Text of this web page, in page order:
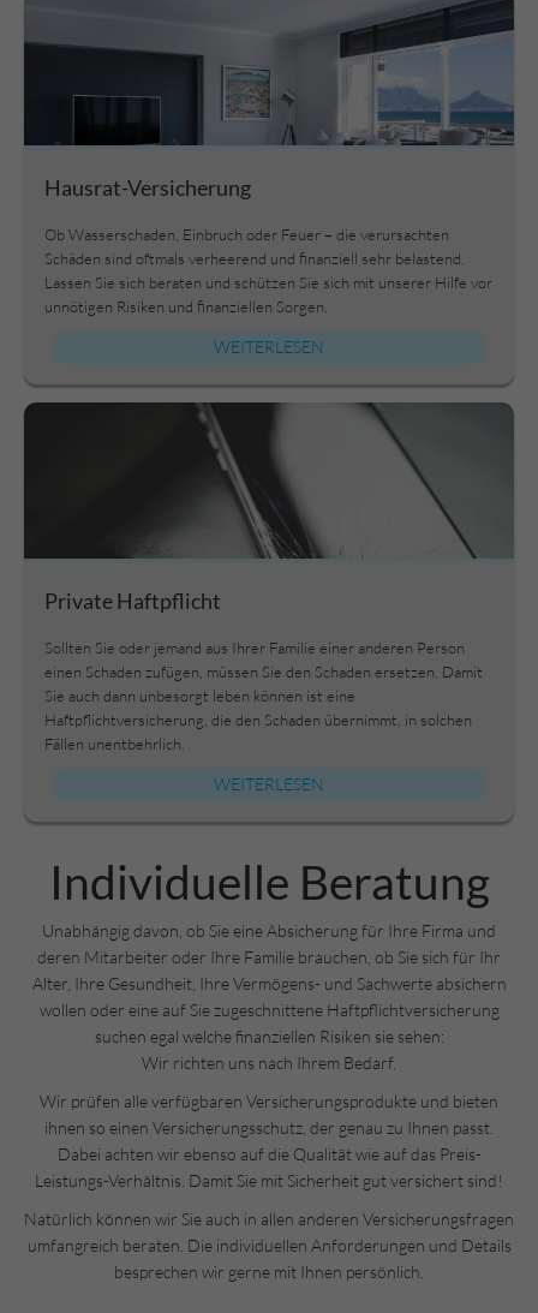
Hausrat-Versicherung
Ob Wasserschaden, Einbruch oder Feuer – die verursachten
Schäden sind oftmals verheerend und finanziell sehr belastend.
Lassen Sie sich beraten und schützen Sie sich mit unserer Hilfe vor
unnötigen Risiken und finanziellen Sorgen.
WEITERLESEN
Private Haftpflicht
Sollten Sie oder jemand aus Ihrer Familie einer anderen Person
einen Schaden zufügen, müssen Sie den Schaden ersetzen. Damit
Sie auch dann unbesorgt leben können ist eine
Haftpflichtversicherung, die den Schaden übernimmt, in solchen
Fällen unentbehrlich.
WEITERLESEN
Individuelle Beratung
Unabhängig davon, ob Sie eine Absicherung für Ihre Firma und
deren Mitarbeiter oder Ihre Familie brauchen, ob Sie sich für Ihr
Alter, Ihre Gesundheit, Ihre Vermögens- und Sachwerte absichern
wollen oder eine auf Sie zugeschnittene Haftpflichtversicherung
suchen egal welche finanziellen Risiken sie sehen:
Wir richten uns nach Ihrem Bedarf.
Wir prüfen alle verfügbaren Versicherungsprodukte und bieten
ihnen so einen Versicherungsschutz, der genau zu Ihnen passt.
Dabei achten wir ebenso auf die Qualität wie auf das Preis-
Leistungs-Verhältnis. Damit Sie mit Sicherheit gut versichert sind!
Natürlich können wir Sie auch in allen anderen Versicherungsfragen
umfangreich beraten. Die individuellen Anforderungen und Details
besprechen wir gerne mit Ihnen persönlich.